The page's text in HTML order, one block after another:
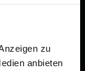
zu
anbieten